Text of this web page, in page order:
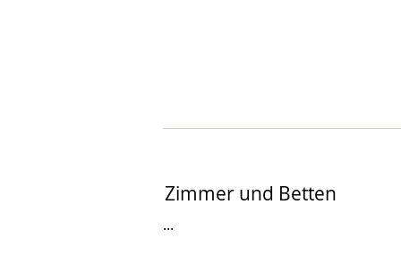
Zimmer und Betten
...